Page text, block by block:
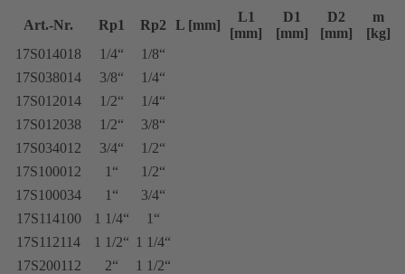
Art.-Nr. Rp1 Rp2 L [mm]
L1
[mm]
D1
[mm]
D2
[mm]
m
[kg]
17S014018
1/4“
1/8“
17S038014
3/8“
1/4“
17S012014
1/2“
1/4“
17S012038
1/2“
3/8“
17S034012
3/4“
1/2“
17S100012
1“
1/2“
17S100034
1“
3/4“
17S114100
1 1/4“
1“
17S112114
1 1/2“ 1 1/4“
17S200112
2“
1 1/2“